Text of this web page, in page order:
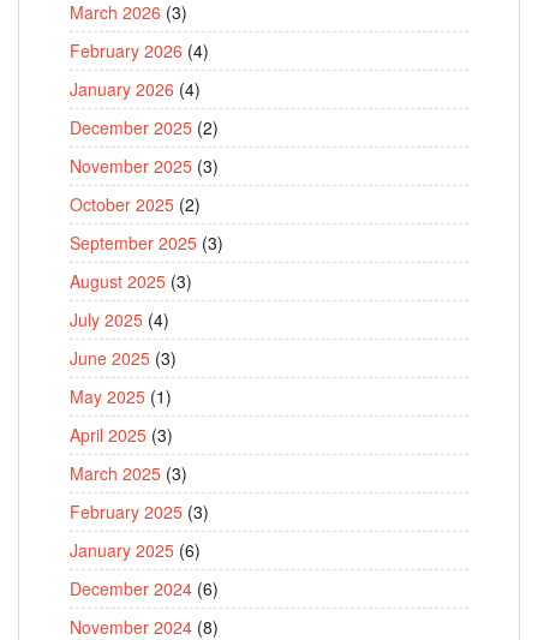
March 2026 (3)
February 2026 (4)
January 2026 (4)
December 2025 (2)
November 2025 (3)
October 2025 (2)
September 2025 (3)
August 2025 (3)
July 2025 (4)
June 2025 (3)
May 2025 (1)
April 2025 (3)
March 2025 (3)
February 2025 (3)
January 2025 (6)
December 2024 (6)
November 2024 (8)